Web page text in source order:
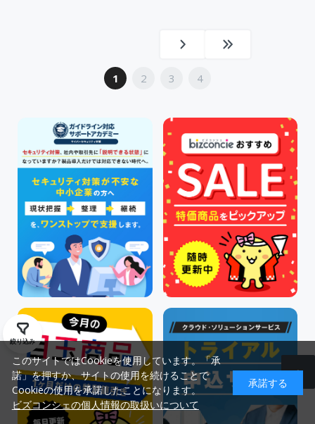
1 2 3 4
絞り込み
このサイトではCookieを使用しています。「承
諾」を押すか、サイトの使用を続けることで
Cookieの使用を承諾したことになります。
ビズコンシェの個人情報の取扱いについて
承諾する